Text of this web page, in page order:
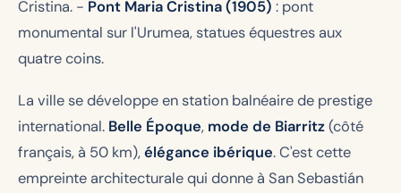
Cristina. - Pont Maria Cristina (1905) : pont
monumental sur l'Urumea, statues équestres aux
quatre coins.
La ville se développe en station balnéaire de prestige
international. Belle Époque, mode de Biarritz(côté
français, à 50 km),élégance ibérique. C'est cette
empreinte architecturale qui donne à San Sebastián